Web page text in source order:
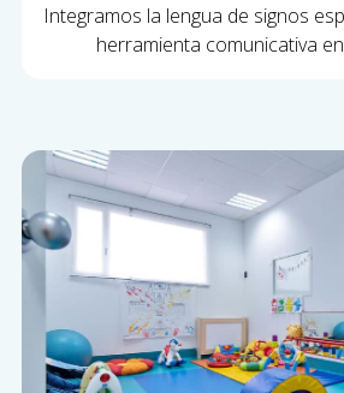
Integramos la lengua de signos
herramienta comunicativa